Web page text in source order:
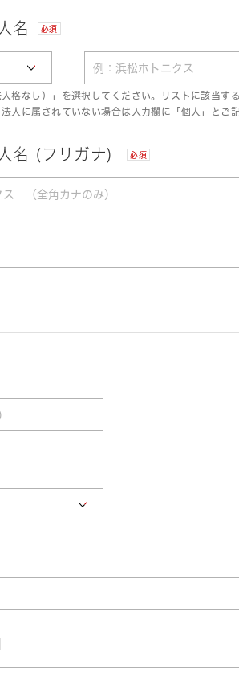
名 必須
格なし）」を選択してください。リストに該当
人に属されていない場合は入力欄に「個人」とご記
名 (フリガナ) 必須